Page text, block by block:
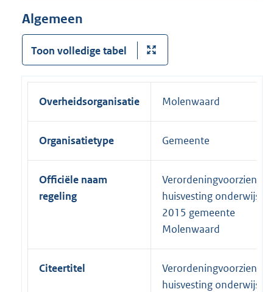
Algemeen
Toon volledige tabel
Overheidsorganisatie Molenwaard
Organisatietype Gemeente
Officiële naam
regeling
huisvesting onderwijs
2015 gemeente
Molenwaard
Citeertitel
huisvesting onderwijs